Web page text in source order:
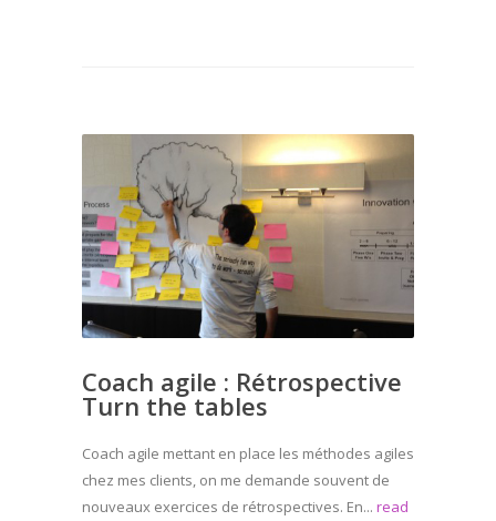
Coach agile : Rétrospective
Turn the tables
Coach agile mettant en place les méthodes agiles
chez mes clients, on me demande souvent de
nouveaux exercices de rétrospectives. En... read